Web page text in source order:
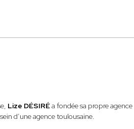
Lize DÉSIRÉa fondée sa propre agence
d’une agence toulousaine.